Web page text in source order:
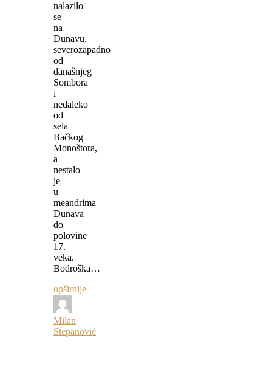
nalazilo
se
na
Dunavu,
severozapadno
od
današnjeg
Sombora
i
nedaleko
od
sela
Bačkog
Monoštora,
a
nestalo
je
u
meandrima
Dunava
do
polovine
17.
veka.
Bodroška…
opširnije
Milan
Stepanović